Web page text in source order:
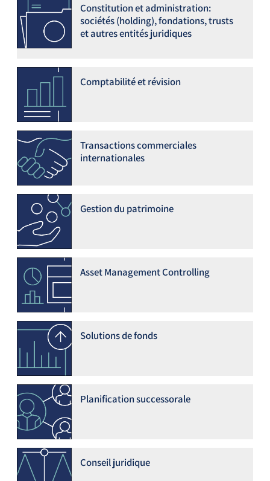
Constitution et administration:
sociétés (holding), fondations, trusts
et autres entités juridiques
Comptabilité et révision
Transactions commerciales
internationales
Gestion du patrimoine
Asset Management Controlling
Solutions de fonds
Planification successorale
Conseil juridique